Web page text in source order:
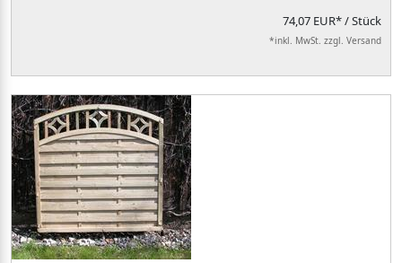
74,07 EUR*/ Stück
*inkl. MwSt. zzgl. Versand